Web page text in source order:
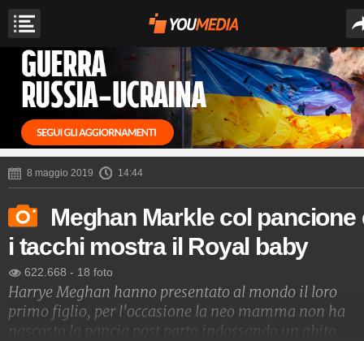
8 maggio 2019 14:44
Meghan Markle col pancione
i tacchi mostra il Royal baby
622.668 - 18 foto
Harrye Meghan hanno presentato al mondo il loro
primo figlio, per l'occasione la neo mamma non ha
nascosto la pancia post parto indossando un abito